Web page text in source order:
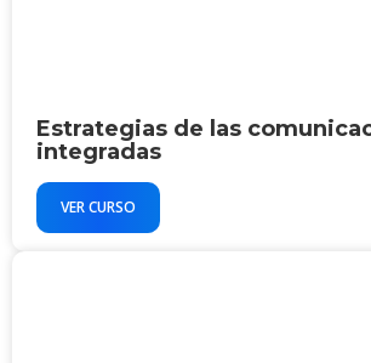
Estrategias de las
integradas
VER CURSO